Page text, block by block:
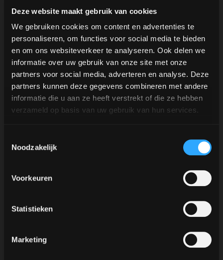
Deze website maakt gebruik van cookies
We gebruiken cookies om content en advertenties te
personaliseren, om functies voor social media te bieden
en om ons websiteverkeer te analyseren. Ook delen we
informatie over uw gebruik van onze site met onze
partners voor social media, adverteren en analyse. Deze
partners kunnen deze gegevens combineren met andere
informatie die u aan ze heeft verstrekt of die ze hebben
verzameld op basis van uw gebruik van hun services.
Noodzakelijk
Voorkeuren
Statistieken
Marketing
cafés garantizan el éxito. Con una amplia flota de
vehículos, puede alquilar la barra de café móvil
que mejor se adapte a sus necesidades.
El Koffie TukTuk es el socio ideal para una barra
de café móvil en eventos.
máquina de espresso de 2 grupos y un molinillo
garantizamos nuestra alta calidad. La capacidad